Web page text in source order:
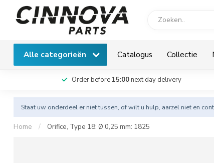
Alle categorieën Catalogus Collectie
Order before 15:00next day delivery
Staat uw onderdeel er niet tussen, of wilt u hulp, aarzel niet en
Home / Orifice, Type 18: Ø 0,25 mm: 1825